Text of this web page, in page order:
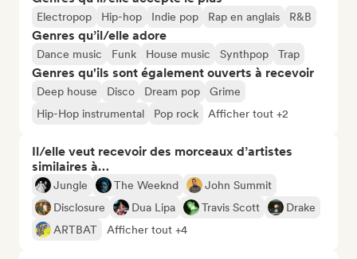
Electropop Hip-hop Indie pop Rap en anglais R&B
Genres qu’il/elle adore
Dance music Funk House music Synthpop Trap
Genres qu'ils sont également ouverts à recevoir
Deep house Disco Dream pop
Grime
Hip-Hop instrumental
Pop rock Afficher tout +2
Il/elle veut recevoir des morceaux d’artistes
similaires à…
Jungle The Weeknd
John Summit
Disclosure
Dua Lipa Travis Scott
Drake
ARTBAT
Afficher tout +4